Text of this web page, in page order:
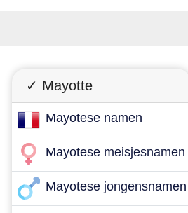
✓ Mayotte
Mayotese namen
Mayotese meisjesnamen
Mayotese jongensnamen